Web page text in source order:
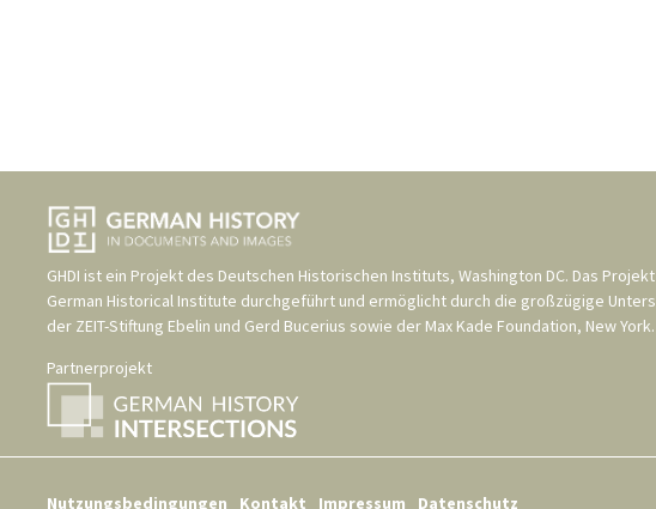
GHDI ist ein Projekt des Deutschen Historischen Instituts, Washington DC. Das
German Historical Institute durchgeführt und ermöglicht durch die großzügige
der ZEIT-Stiftung Ebelin und Gerd Bucerius sowie der Max Kade Foundation, New York.
Partnerprojekt
Nutzungsbedingungen Kontakt Impressum Datenschutz